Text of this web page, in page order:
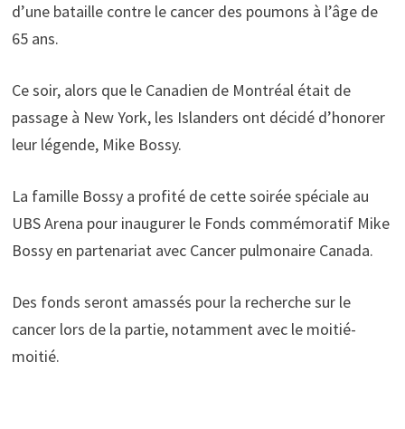
d’une bataille contre le cancer des poumons à l’âge de
65 ans.
Ce soir, alors que le Canadien de Montréal était de
passage à New York, les Islanders ont décidé d’honorer
leur légende, Mike Bossy.
La famille Bossy a profité de cette soirée spéciale au
UBS Arena pour inaugurer le Fonds commémoratif Mike
Bossy en partenariat avec Cancer pulmonaire Canada.
Des fonds seront amassés pour la recherche sur le
cancer lors de la partie, notamment avec le moitié-
moitié.